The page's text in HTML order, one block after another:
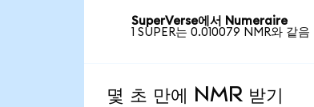
SuperVerse에서 Numeraire
1 SUPER는 0.010079 NMR와 같음
몇 초 만에 NMR 받기